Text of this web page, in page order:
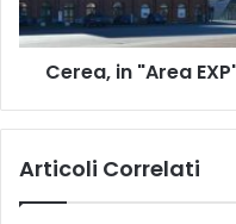
Cerea, in "Area
Articoli Correlati